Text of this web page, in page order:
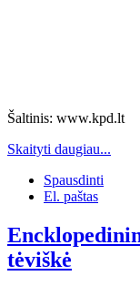
Šaltinis: www.kpd.lt
Skaityti daugiau...
Spausdinti
El. paštas
tėviškė